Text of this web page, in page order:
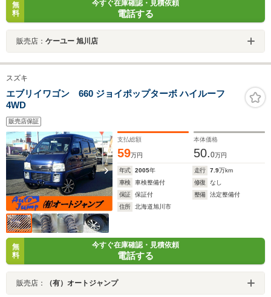
無
料
今すぐ在庫確認・見積依頼
電話する
販売店： ケーユー 旭川店
スズキ
エブリイワゴン 660 ジョイポップターボ ハイルーフ
4WD
販売店保証
支払総額
59万円
本体価格
50.0万円
年式 2005年 走行 7.9万km
車検
車検整備付 修復
なし
保証
保証付 整備
法定整備付
住所
北海道旭川市
無
料
今すぐ在庫確認・見積依頼
電話する
販売店： （有）オートジャンプ